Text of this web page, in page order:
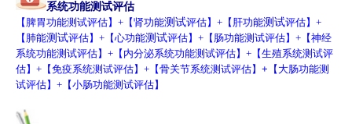
系统功能测试评估
【脾胃功能测试评估】+【肾功能测试评估】+【 肝功能测试评估】+
【 肺能测试评估】+【心功能测试评估】+【 肠功能测试评估】+【神经
系统功能测试评估】+【 内分泌系统功能测试评估】+【生殖系统测试评
估】+【免疫系统测试评估】+【骨关节系统测试评估】+【 大肠功能测
试评估】+【小肠功能测试评估】